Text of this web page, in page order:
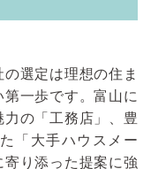
選定は理想の住ま
一歩です。富山に
の「工務店」、豊
「大手ハウスメー
り添った提案に強